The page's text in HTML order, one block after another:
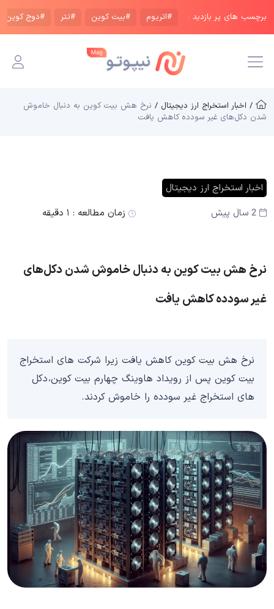
برچسب های پر بازدید : #اتریوم #بیت کوین #تتر #دوج کوین
/ اخبار استخراج ارز دیجیتال / نرخ هش بیت کوین به دنبال خاموش
شدن دکل‌های غیر سودده کاهش یافت
اخبار استخراج ارز دیجیتال
2 سال پیش
زمان مطالعه : ۱ دقیقه
نرخ هش بیت کوین به دنبال خاموش شدن دکل‌های
غیر سودده کاهش یافت
نرخ هش بیت کوین کاهش یافت زیرا شرکت های استخراج
بیت کوین پس از رویداد هاوینگ چهارم بیت کوین، دکل
های استخراج غیر سودده را خاموش کردند.